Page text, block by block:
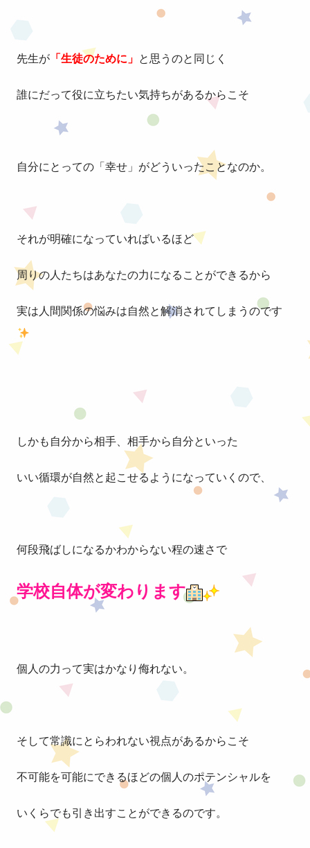
先生が 「生徒のために」 と思うのと同じく
誰にだって役に立ちたい気持ちがあるからこそ
自分にとっての「幸せ」がどういったことなのか。
それが明確になっていればいるほど
周りの人たちはあなたの力になることができるから
実は人間関係の悩みは自然と解消されてしまうのです
しかも自分から相手、相手から自分といった
いい循環が自然と起こせるようになっていくので、
何段飛ばしになるかわからない程の速さで
学校自体が変わります
個人の力って実はかなり侮れない。
そして常識にとらわれない視点があるからこそ
不可能を可能にできるほどの個人のポテンシャルを
いくらでも引き出すことができるのです。